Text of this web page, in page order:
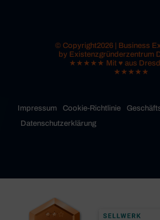
© Copyright2026 | Business
by Existenzgründerzentrum
★★★★★ Mit ♥ aus
★★★★★
Impressum Cookie-Richtlinie
Datenschutzerklärung